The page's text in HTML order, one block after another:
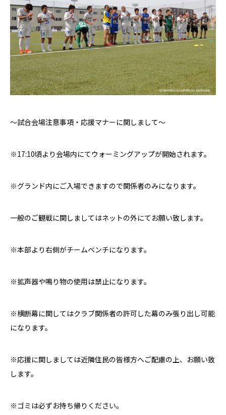
〜試合会場注意事項・応援マナーに関しまして〜
※17:10頃より会場内にてウォーミングアップが開始されます。
※グランド内にご入場できますので関係者のみになります。
一般のご観戦に関しましてはネットの外にてお願い致します。
※本部より右側がチームベンチになります。
※拡声器や鳴り物の使用は禁止になります。
※横断幕に関してはクラブ関係者の許可した幕のみ張り出し可能
になります。
※応援に関しましては近隣住民の皆様方へご配慮の上、お願い致
します。
※ゴミは必ずお持ち帰りください。